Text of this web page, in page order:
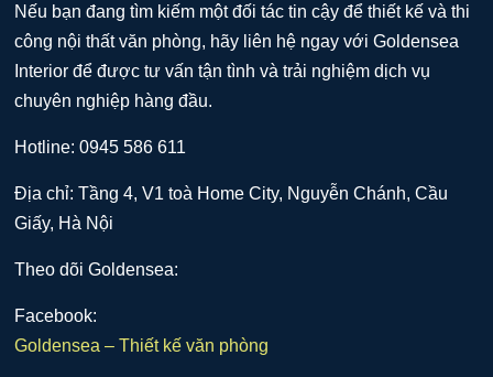
Nếu bạn đang tìm kiếm một đối tác tin cậy để thiết kế và thi
công nội thất văn phòng, hãy liên hệ ngay với Goldensea
Interior để được tư vấn tận tình và trải nghiệm dịch vụ
chuyên nghiệp hàng đầu.
Hotline: 0945 586 611
Địa chỉ: Tầng 4, V1 toà Home City, Nguyễn Chánh, Cầu
Giấy, Hà Nội
Theo dõi Goldensea:
Facebook:
Goldensea – Thiết kế văn phòng